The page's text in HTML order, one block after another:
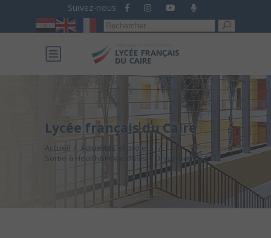
Suivez-nous
Recherche
pour :
Lycée français du Caire
Accueil / Actualités et projets
/
Sortie à Health&Hope oasis – Organisation 101